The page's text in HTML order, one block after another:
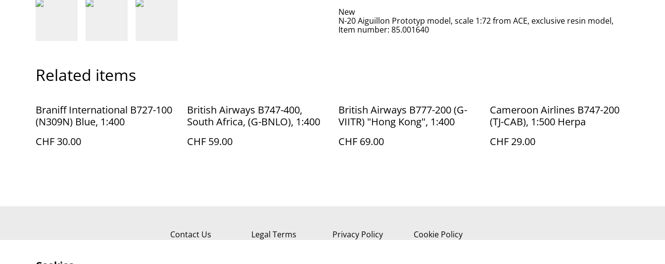
New
N-20 Aiguillon Prototyp model, scale 1:72 from ACE, exclusive resin model,
Item number: 85.001640
Related items
Braniff International B727-100
(N309N) Blue, 1:400
CHF 30.00
British Airways B747-400,
South Africa, (G-BNLO), 1:400
CHF 59.00
British Airways B777-200 (G-
VIITR) "Hong Kong", 1:400
CHF 69.00
Cameroon Airlines B747-200
(TJ-CAB), 1:500 Herpa
CHF 29.00
Contact Us Legal Terms Privacy Policy Cookie Policy